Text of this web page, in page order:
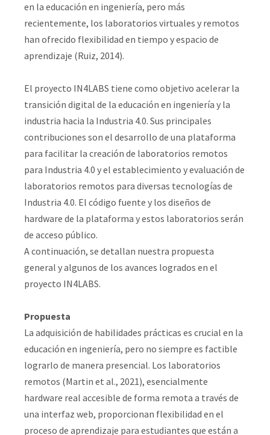
en la educación en ingeniería, pero más
recientemente, los laboratorios virtuales y remotos
han ofrecido flexibilidad en tiempo y espacio de
aprendizaje (Ruiz, 2014).
El proyecto IN4LABS tiene como objetivo acelerar la
transición digital de la educación en ingeniería y la
industria hacia la Industria 4.0. Sus principales
contribuciones son el desarrollo de una plataforma
para facilitar la creación de laboratorios remotos
para Industria 4.0 y el establecimiento y evaluación de
laboratorios remotos para diversas tecnologías de
Industria 4.0. El código fuente y los diseños de
hardware de la plataforma y estos laboratorios serán
de acceso público.
A continuación, se detallan nuestra propuesta
general y algunos de los avances logrados en el
proyecto IN4LABS.
Propuesta
La adquisición de habilidades prácticas es crucial en la
educación en ingeniería, pero no siempre es factible
lograrlo de manera presencial. Los laboratorios
remotos (Martin et al., 2021), esencialmente
hardware real accesible de forma remota a través de
una interfaz web, proporcionan flexibilidad en el
proceso de aprendizaje para estudiantes que están a